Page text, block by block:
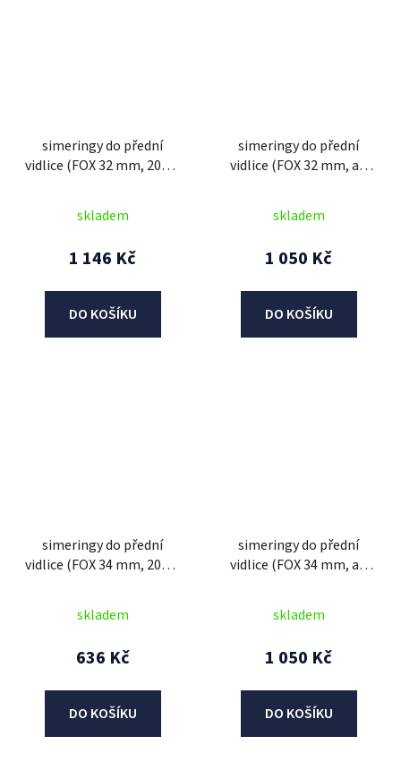
simeringy do přední
vidlice (FOX 32 mm, 2003-
skladem
1 146 Kč
DO KOŠÍKU
simeringy do přední
vidlice (FOX 32 mm, all
skladem
1 050 Kč
DO KOŠÍKU
simeringy do přední
vidlice (FOX 34 mm, 2012-
skladem
636 Kč
DO KOŠÍKU
simeringy do přední
vidlice (FOX 34 mm, all
skladem
1 050 Kč
DO KOŠÍKU